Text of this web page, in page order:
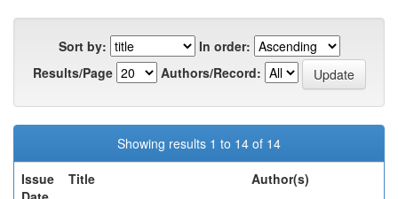
Sort by:
In order:
Results/Page
Authors/Record:
Showing results 1 to 14 of 14
Issue
Title Author(s)